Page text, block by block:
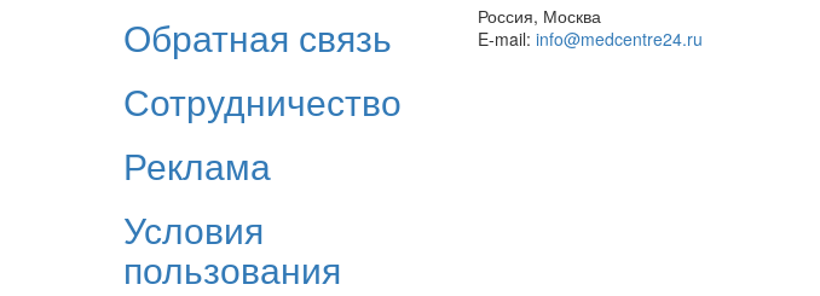
Обратная связь
Сотрудничество
Реклама
Условия
пользования
Россия, Москва
E-mail: info@medcentre24.ru